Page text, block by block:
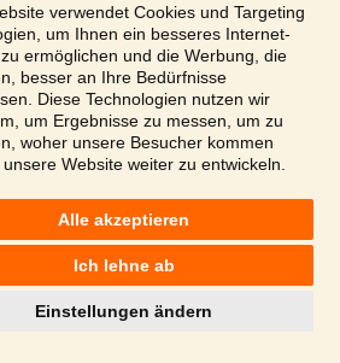
verwendet Cookies und Targeting
um Ihnen ein besseres Internet-
ermöglichen und die Werbung, die
besser an Ihre Bedürfnisse
Diese Technologien nutzen wir
um Ergebnisse zu messen, um zu
woher unsere Besucher kommen
Website weiter zu entwickeln.
Alle akzeptieren
Ich lehne ab
Einstellungen ändern